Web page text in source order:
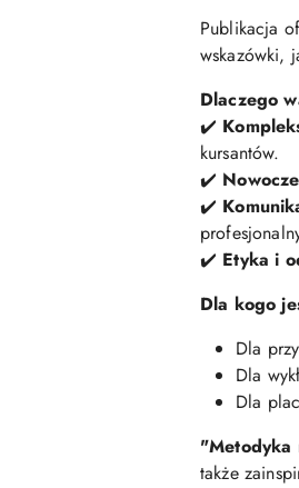
Publikacja
wskazówki,
Dlaczego
✔️
kursantów.
✔️
✔️
✔️ Etyka i
Dla kogo
Dla
Dla
Dla
"Metodyka
także